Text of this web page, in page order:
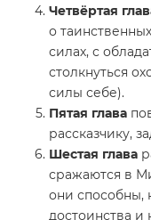
Четвёртая
о
силах, с
столкнуться
силы себе).
Пятая глава
рассказчику,
Шестая глава
сражаются в
они способны,
достоинства и